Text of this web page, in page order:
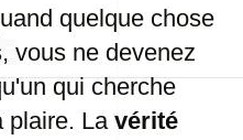
quelque chose
vous ne devenez
qui cherche
plaire. Lavérité